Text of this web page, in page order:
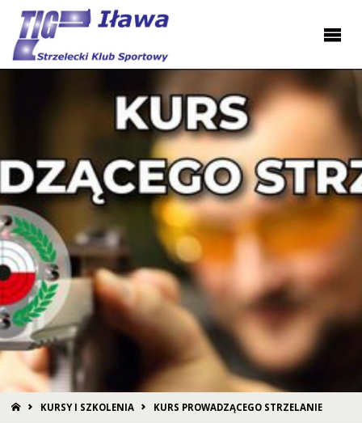
STRONA
KURSY I SZKOLENIA KURS PROWADZĄCEGO STRZELANIE